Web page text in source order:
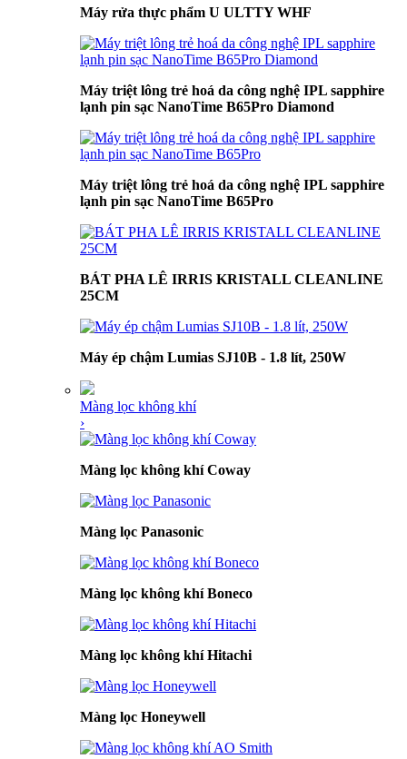
Máy rửa thực phẩm U ULTTY WHF
Máy triệt lông trẻ hoá da công nghệ IPL sapphire
lạnh pin sạc NanoTime B65Pro Diamond
Máy triệt lông trẻ hoá da công nghệ IPL sapphire
lạnh pin sạc NanoTime B65Pro
BÁT PHA LÊ IRRIS KRISTALL CLEANLINE
25CM
Máy ép chậm Lumias SJ10B - 1.8 lít, 250W
Màng lọc không khí
›
Màng lọc không khí Coway
Màng lọc Panasonic
Màng lọc không khí Boneco
Màng lọc không khí Hitachi
Màng lọc Honeywell